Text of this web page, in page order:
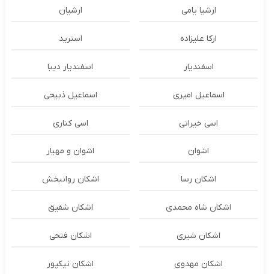
ارشیا یامی ارشیان
ارکا علیزاده استرید
اسفندیار اسفندیار دیبا
اسماعیل امیری اسماعیل ذبیحی
اسی خیراتی اسی کناری
اشوان اشوان و مهیار
اشکان رسا اشکان روانبخش
اشکان شاه محمدی اشکان شفیق
اشکان شیری اشکان فتحی
اشکان مهدوی اشکان نیکپور